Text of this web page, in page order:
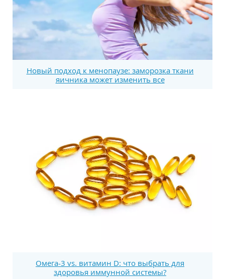
Новый подход к менопаузе: заморозка ткани
яичника может изменить все
Омега-3 vs. витамин D: что выбрать для
здоровья иммунной системы?